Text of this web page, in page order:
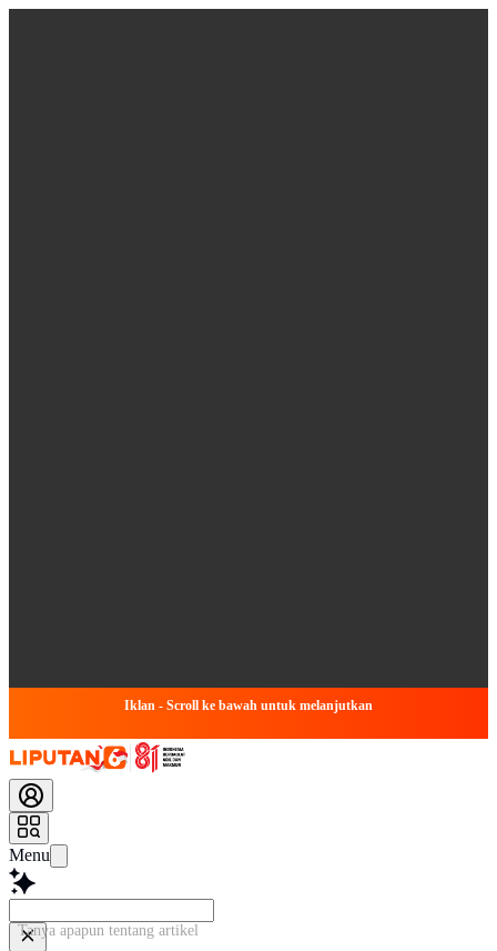
Iklan - Scroll ke bawah untuk melanjutkan
Menu
Tanya apapun tentang artikel ini...